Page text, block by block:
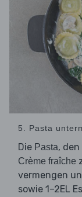
5. Pasta
Die Pasta, den
Crème fraîche
vermengen
sowie 1–2EL